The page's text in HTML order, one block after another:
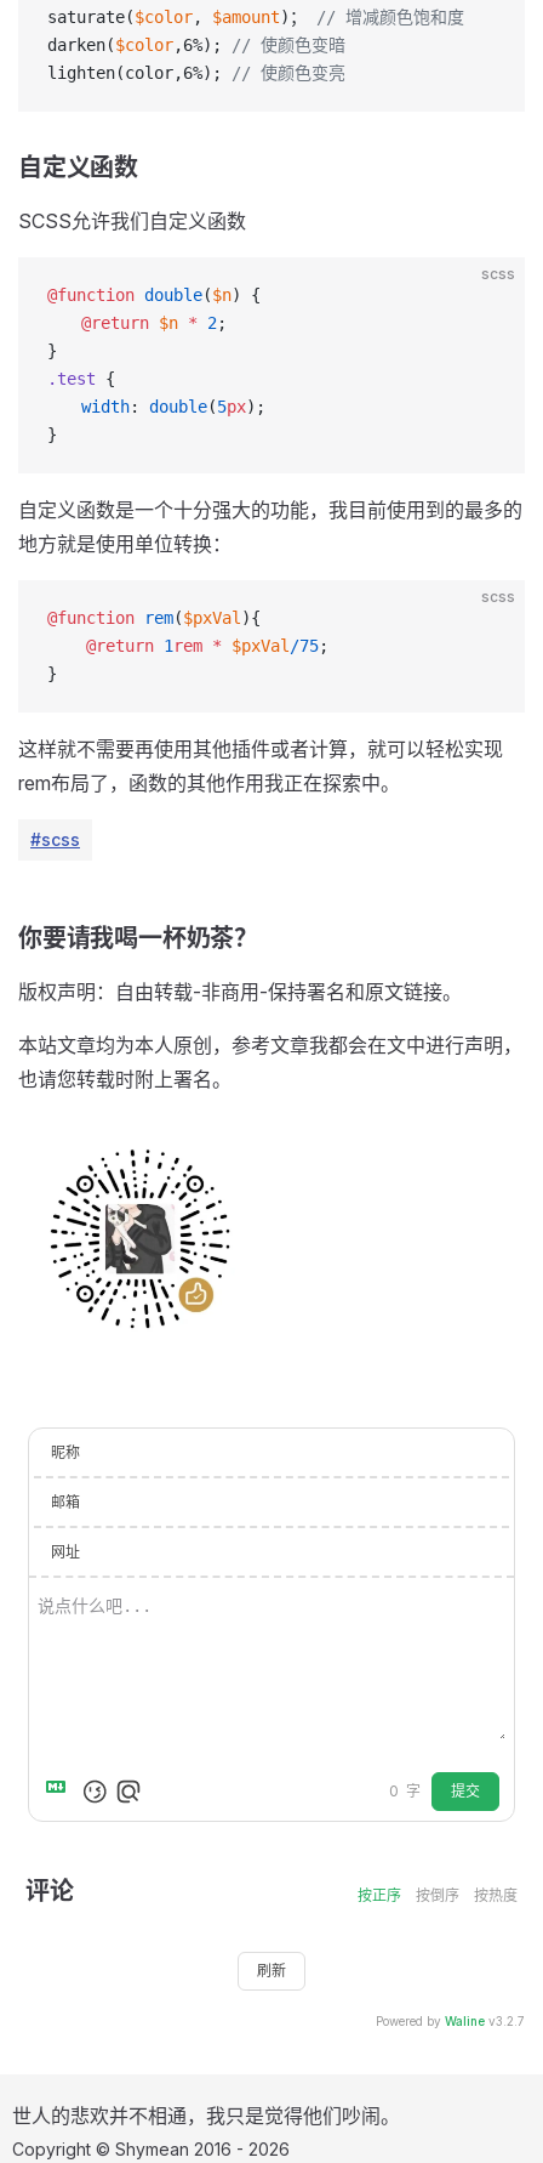
saturate($color, $amount)；
// 增减颜色饱和度
darken($color,6%);
// 使颜色变暗
lighten(color,6%);
// 使颜色变亮
自定义函数
SCSS允许我们自定义函数
scss
@function double($n) {
@return $n * 2;
}
.test {
width: double(5px);
}
自定义函数是一个十分强大的功能，我目前使用到的最多的
地方就是使用单位转换：
scss
@function rem($pxVal ){
	@return
1 rem * $pxVal /75;
}
这样就不需要再使用其他插件或者计算，就可以轻松实现
rem布局了，函数的其他作用我正在探索中。
#scss
你要请我喝一杯奶茶？
版权声明：自由转载-非商用-保持署名和原文链接。
本站文章均为本人原创，参考文章我都会在文中进行声明，
也请您转载时附上署名。
昵称
邮箱
网址
0 字 提交
评论 按正序 按倒序 按热度
刷新
Powered by Waline v3.2.7
世人的悲欢并不相通，我只是觉得他们吵闹。
Copyright © Shymean 2016 - 2026